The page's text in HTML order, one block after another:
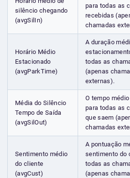
silêncio chegando
(avgSilIn)
para todas as
recebidas
chamadas
Horário Médio
Estacionado
(avgParkTime)
A duração
todas as
(apenas
externas).
Média do Silêncio
Tempo de Saída
(avgSilOut)
O tempo
para todas as
que saem
chamadas
Sentimento médio
do cliente
(avgCust)
A pontuação
sentimento do
todas as
(apenas